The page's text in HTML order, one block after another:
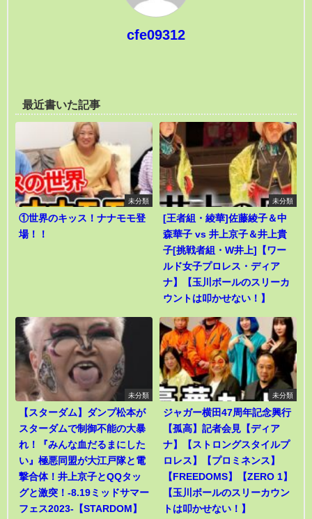
cfe09312
最近書いた記事
未分類
①世界のキッス！ナナモモ登
場！！
未分類
[王者組・綾華]佐藤綾子＆中
森華子 vs 井上京子＆井上貴
子[挑戦者組・W井上]【ワー
ルド女子プロレス・ディア
ナ】【玉川ボールのスリーカ
ウントは叩かせない！】
未分類
【スターダム】ダンプ松本が
スターダムで制御不能の大暴
れ！『みんな血だるまにした
い』極悪同盟が大江戸隊と電
撃合体！井上京子とQQタッ
グと激突！-8.19ミッドサマー
フェス2023-【STARDOM】
未分類
ジャガー横田47周年記念興行
【孤高】記者会見【ディア
ナ】【ストロングスタイルプ
ロレス】【プロミネンス】
【FREEDOMS】【ZERO 1】
【玉川ボールのスリーカウン
トは叩かせない！】